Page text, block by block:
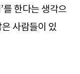
를 한다는 생각으
사람들이 있